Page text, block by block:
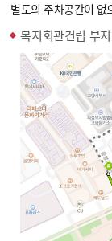
별도의 주차공간이 없
복지회관건립 부